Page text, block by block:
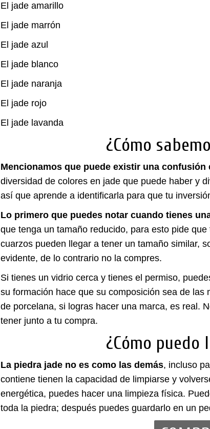
El jade amarillo
El jade marrón
El jade azul
El jade blanco
El jade naranja
El jade rojo
El jade lavanda
¿Cómo
Mencionamos que puede existir una confusión
diversidad de colores en jade que puede haber y
así que aprende a identificarla para que tu
Lo primero que puedes notar cuando tienes
que tenga un tamaño reducido, para esto pide
cuarzos pueden llegar a tener un tamaño similar,
evidente, de lo contrario no la compres.
Si tienes un vidrio cerca y tienes el permiso,
su formación hace que su composición sea de
de porcelana, si logras hacer una marca, es real.
tener junto a tu compra.
¿Cómo
La piedra jade no es como las demás, incluso
contiene tienen la capacidad de limpiarse y
energética, puedes hacer una limpieza física.
toda la piedra; después puedes guardarlo en un